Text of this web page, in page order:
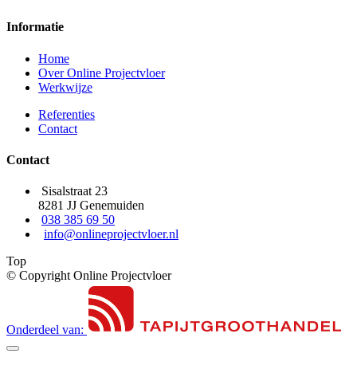
Informatie
Home
Over Online Projectvloer
Werkwijze
Referenties
Contact
Contact
Sisalstraat 23
8281 JJ Genemuiden
038 385 69 50
info@onlineprojectvloer.nl
Top
© Copyright Online Projectvloer
Onderdeel van: